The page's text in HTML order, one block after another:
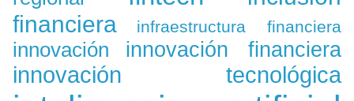
financiera
infraestructura financiera
innovación innovación financiera
innovación tecnológica